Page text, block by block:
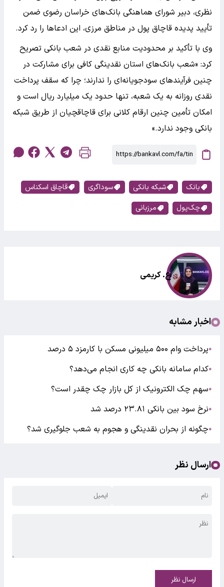
نظری، دبیر شورای هماهنگی بانک‌های خراسان رضوی ضمن
تأیید پدیده قاچاق پول در مناطق مرزی، این ادعا‌ها را رد کرد.
وی با تأکید بر محدودیت منابع نقدی در شعب بانکی تصریح
کرد: «شعب بانک‌های استان نقدینگی کافی برای مشارکت در
چنین فرآیند‌های سودجویانه‌ای را ندارند؛ چرا که سقف پرداخت
نقدی روزانه به یک شعبه، تنها حدود یک میلیارد ریال است و
امکان تأمین چنین ارقام کلانی برای قاچاقچیان از طریق شبکه
بانکی وجود ندارد.»
بانک شبکه بانکی سوداگری
قاچاق اسکناس‌
چک‌پول‌
مرزبانی
اع. کریمی
اخبار مشابه
●پرداخت وام ۵۰۰ میلیونی مسکن با کارمزد ۵ درصد
●کدام سامانه بانکی چه کاری انجام می‌دهد؟
●سهم چک الکترونیک از کل بازار چک چقدر است؟
●نرخ سود بین بانکی ۲۳.۸۱ درصد شد
●چگونه از بحران نقدینگی و هجوم به شعب جلوگیری شد؟
ارسال نظر
ارسال نظر